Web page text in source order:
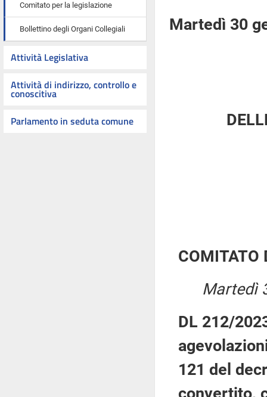
Comitato per la legislazione
Bollettino degli Organi Collegiali
Attività Legislativa
Attività di indirizzo, controllo e
conoscitiva
Parlamento in seduta comune
Martedì 30
COMITATO
Martedì
DL 212/
121 del